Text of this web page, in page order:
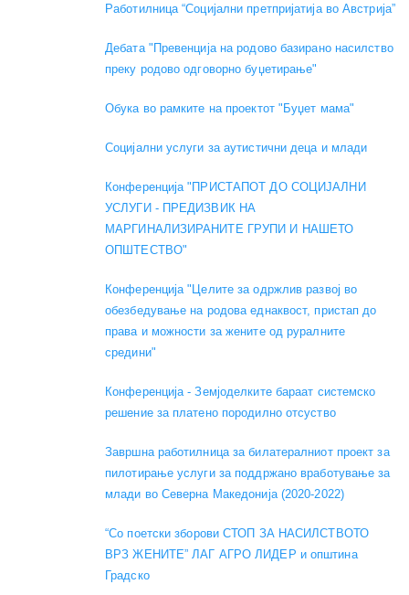
Работилница “Социјални претпријатија во Австрија”
Дебата "Превенција на родово базирано насилство
преку родово одговорно буџетирање"
Обука во рамките на проектот "Буџет мама"
Социјални услуги за аутистични деца и млади
Конференција "ПРИСТАПОТ ДО СОЦИЈАЛНИ
УСЛУГИ - ПРЕДИЗВИК НА
МАРГИНАЛИЗИРАНИТЕ ГРУПИ И НАШЕТО
ОПШТЕСТВО"
Конференција "Целите за одржлив развој во
обезбедување на родова еднаквост, пристап до
права и можности за жените од руралните
средини"
Конференција - Земјоделките бараат системско
решение за платено породилно отсуство
Завршна работилница за билатералниот проект за
пилотирање услуги за поддржано вработување за
млади во Северна Македонија (2020-2022)
“Со поетски зборови СТОП ЗА НАСИЛСТВОТО
ВРЗ ЖЕНИТЕ” ЛАГ АГРО ЛИДЕР и општина
Градско